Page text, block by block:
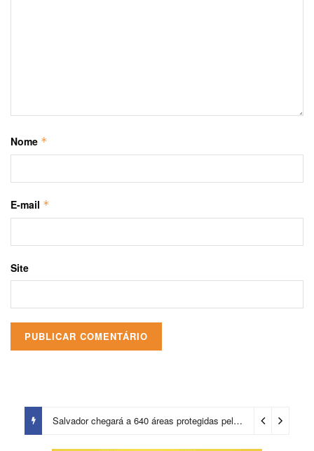
Nome *
E-mail *
Site
Salvador chegará a 640 áreas protegidas pela Prefeitura com investimentos em contenções de encostas e prevenção de riscos